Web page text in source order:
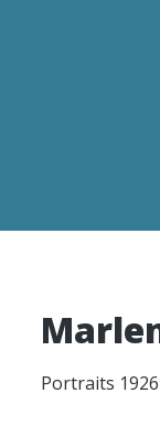
Portraits